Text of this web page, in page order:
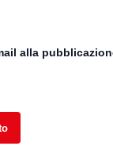
alla